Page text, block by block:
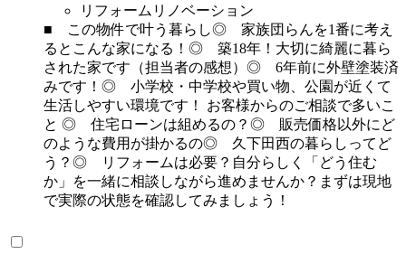
リフォームリノベーション
■ この物件で叶う暮らし◎ 家族団らんを1番に考え
るとこんな家になる！◎ 築18年！大切に綺麗に暮ら
された家です（担当者の感想）◎ 6年前に外壁塗装済
みです！◎ 小学校・中学校や買い物、公園が近くて
生活しやすい環境です！ お客様からのご相談で多いこ
と ◎ 住宅ローンは組めるの？◎ 販売価格以外にど
のような費用が掛かるの◎ 久下田西の暮らしってど
う？◎ リフォームは必要？自分らしく「どう住む
か」を一緒に相談しながら進めませんか？まずは現地
で実際の状態を確認してみましょう！